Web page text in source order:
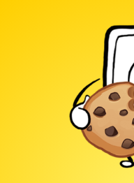
Der
Finden Sie in 2
einem